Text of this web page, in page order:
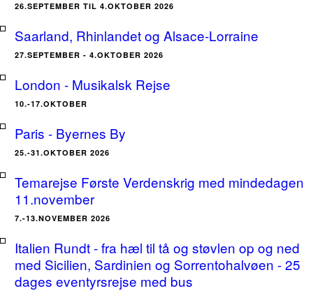
26.SEPTEMBER TIL 4.OKTOBER 2026
Saarland, Rhinlandet og Alsace-Lorraine
27.SEPTEMBER - 4.OKTOBER 2026
London - Musikalsk Rejse
10.-17.OKTOBER
Paris - Byernes By
25.-31.OKTOBER 2026
Temarejse Første Verdenskrig med mindedagen
11.november
7.-13.NOVEMBER 2026
Italien Rundt - fra hæl til tå og støvlen op og ned
med Sicilien, Sardinien og Sorrentohalvøen - 25
dages eventyrsrejse med bus